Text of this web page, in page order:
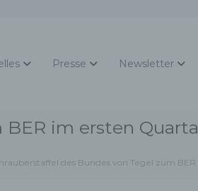
Presse Newsletter
im ersten
des Bundes von Tegel zum